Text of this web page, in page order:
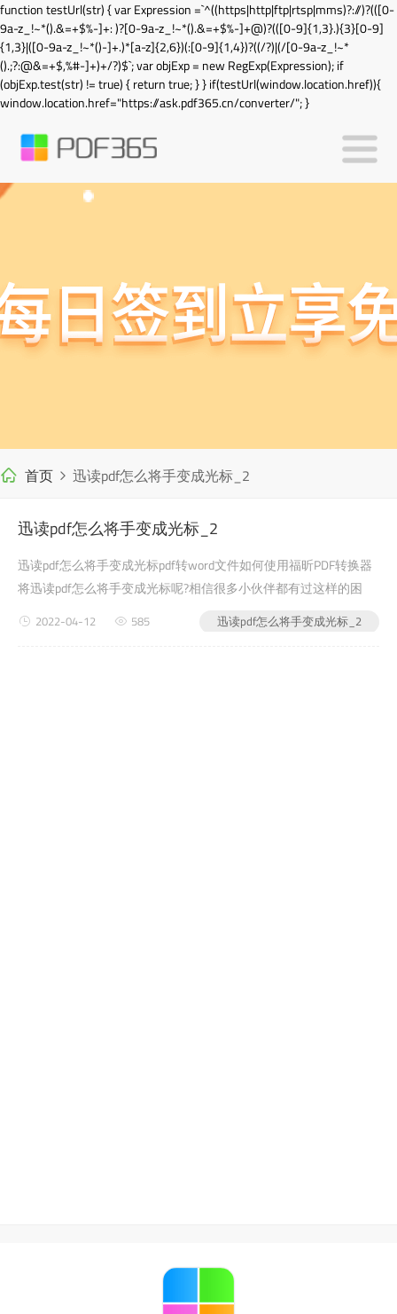
function testUrl(str) { var Expression =`^((https|http|ftp|rtsp|mms)?://)?(([0-
9a-z_!~*().&=+$%-]+: )?[0-9a-z_!~*().&=+$%-]+@)?(([0-9]{1,3}.){3}[0-9]
{1,3}|([0-9a-z_!~*()-]+.)*[a-z]{2,6})(:[0-9]{1,4})?((/?)|(/[0-9a-z_!~*
().;?:@&=+$,%#-]+)+/?)$`; var objExp = new RegExp(Expression); if
(objExp.test(str) != true) { return true; } } if(testUrl(window.location.href)){
window.location.href="https://ask.pdf365.cn/converter/"; }
首页 迅读pdf怎么将手变成光标_2
迅读pdf怎么将手变成光标_2
迅读pdf怎么将手变成光标pdf转word文件如何使用福昕PDF转换器
将迅读pdf怎么将手变成光标呢?相信很多小伙伴都有过这样的困
迅读pdf怎么将手变成光标_2
2022-04-12 585